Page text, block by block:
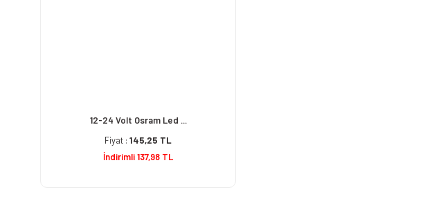
12-24 Volt Osram Led ...
Fiyat : 145,25 TL
İndirimli 137,98 TL